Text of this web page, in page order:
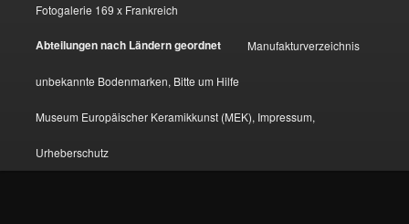
Fotogalerie 169 x Frankreich
Abteilungen nach Ländern geordnet Manufakturverzeichnis
unbekannte Bodenmarken, Bitte um Hilfe
Museum Europäischer Keramikkunst (MEK), Impressum,
Urheberschutz